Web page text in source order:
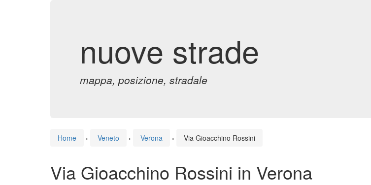
nuove strade
mappa, posizione, stradale
Home › Veneto › Verona › Via Gioacchino Rossini
Via Gioacchino Rossini in Verona